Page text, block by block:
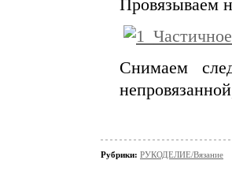
Провязываем
Снимаем
Рубрики: РУКОДЕЛИЕ/Вязание